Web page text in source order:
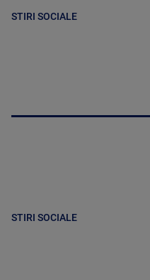
STIRI SOCIALE
STIRI SOCIALE